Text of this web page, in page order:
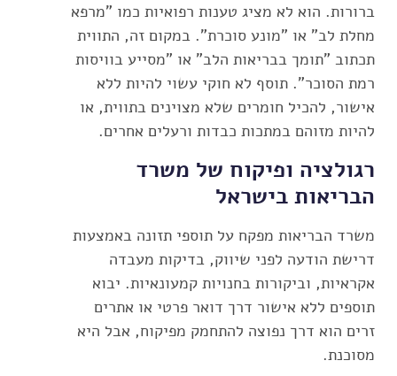
ברורות. הוא לא מציג טענות רפואיות כמו "מרפא
מחלת לב" או "מונע סוכרת". במקום זה, התווית
תכתוב "תומך בבריאות הלב" או "מסייע בוויסות
רמת הסוכר". תוסף לא חוקי עשוי להיות ללא
אישור, להכיל חומרים שלא מצוינים בתווית, או
להיות מזוהם במתכות כבדות ורעלים אחרים.
רגולציה ופיקוח של משרד
הבריאות בישראל
משרד הבריאות מפקח על תוספי תזונה באמצעות
דרישת הודעה לפני שיווק, בדיקות מעבדה
אקראיות, וביקורות בחנויות קמעונאיות. יבוא
תוספים ללא אישור דרך דואר פרטי או אתרים
זרים הוא דרך נפוצה להתחמק מפיקוח, אבל היא
מסוכנת.